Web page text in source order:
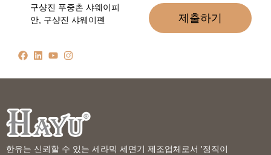
구샹진 푸중촌 샤웨이피
안, 구샹진 샤웨이폔
제출하기
한유는 신뢰할 수 있는 세라믹 세면기 제조업체로서 '정직이